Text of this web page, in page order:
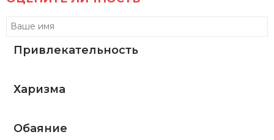
Привлекательность
Харизма
Обаяние